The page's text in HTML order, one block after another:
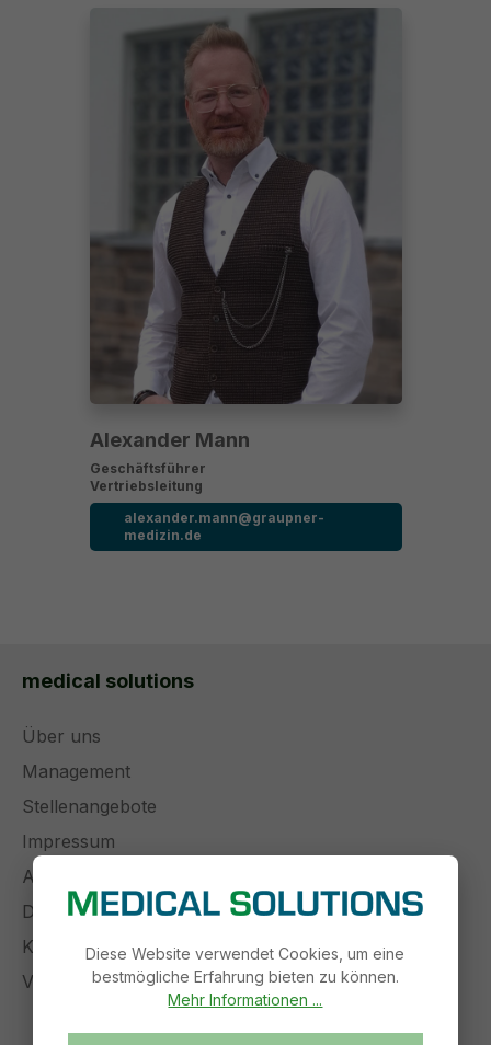
Alexander Mann
Geschäftsführer
Vertriebsleitung
alexander.mann@graupner-
medizin.de
medical solutions
Über uns
Management
Stellenangebote
Impressum
AGB
Datenschutz
Kontakt
Versand und Zahlung
Diese Website verwendet Cookies, um eine
bestmögliche Erfahrung bieten zu können.
Mehr Informationen ...